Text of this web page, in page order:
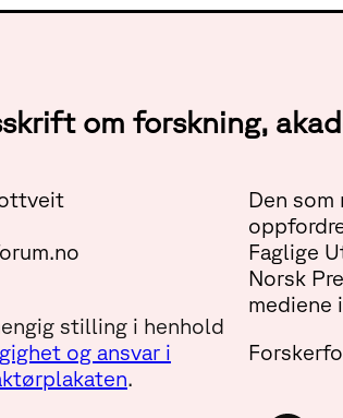
om forskning,
stilling i henhold
og ansvar i
.
Den som
Faglige
Norsk
mediene